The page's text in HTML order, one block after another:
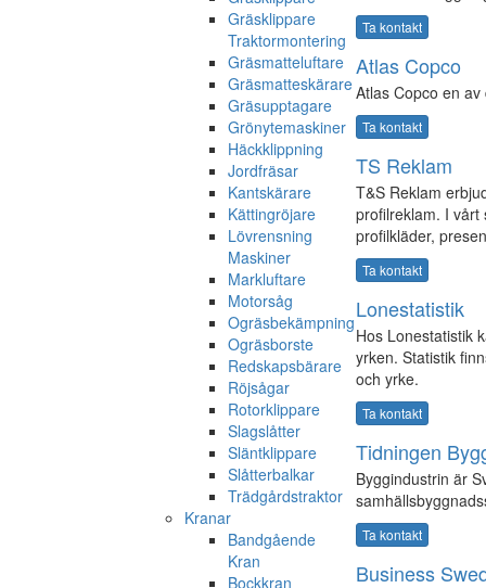
Gräsklippare
Traktormontering
Gräsmatteluftare
Gräsmatteskärare
Gräsupptagare
Grönytemaskiner
Häckklippning
Jordfräsar
Kantskärare
Kättingröjare
Lövrensning
Maskiner
Markluftare
Motorsåg
Ogräsbekämpning
Ogräsborste
Redskapsbärare
Röjsågar
Rotorklippare
Slagslåtter
Släntklippare
Slåtterbalkar
Trädgårdstraktor
Kranar
Bandgående
Kran
Bockkran
Ta kontakt
Atlas Copco
Atlas Copco en
Ta kontakt
TS Reklam
T&S Reklam
profilreklam. I vårt
profilkläder,
Ta kontakt
Lonestatistik
Hos Lonestatistik
yrken. Statistik
och yrke.
Ta kontakt
Tidningen
Byggindustrin är
Ta kontakt
Business